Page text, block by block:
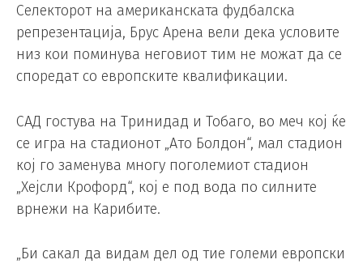
Селекторот на американската фудбалска
репрезентација, Брус Арена вели дека условите
низ кои поминува неговиот тим не можат да се
споредат со европските квалификации.
САД гостува на Тринидад и Тобаго, во меч кој ќе
се игра на стадионот „Ато Болдон“, мал стадион
кој го заменува многу поголемиот стадион
„Хејсли Крофорд“, кој е под вода по силните
врнежи на Карибите.
„Би сакал да видам дел од тие големи европски